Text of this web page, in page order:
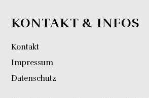
KONTAKT & INFOS
Kontakt
Impressum
Datenschutz